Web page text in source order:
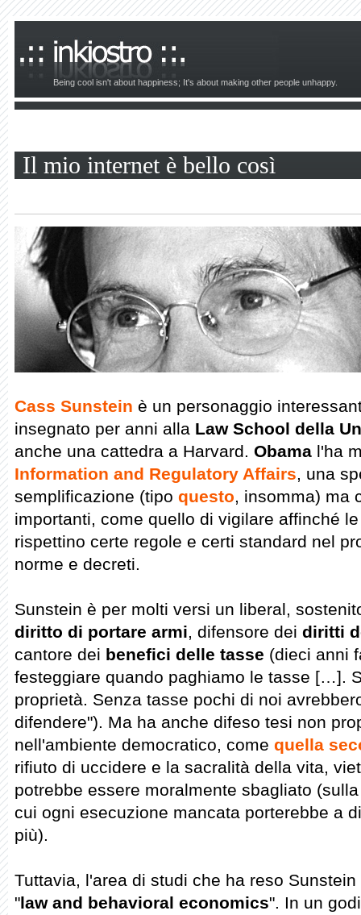
Being cool isn't about happiness; It's about making other people unhappy.
Il mio internet è bello così
Cass Sunstein è un personaggio
insegnato per anni alla Law School della
anche una cattedra a Harvard. Obama l'ha
Information and Regulatory Affairs, una
semplificazione (tipo questo, insomma) ma
importanti, come quello di vigilare affinché
rispettino certe regole e certi standard nel
norme e decreti.
Sunstein è per molti versi un liberal,
diritto di portare armi, difensore dei diritti
cantore dei benefici delle tasse (dieci anni
festeggiare quando paghiamo le tasse […].
proprietà. Senza tasse pochi di noi
difendere"). Ma ha anche difeso tesi non
nell'ambiente democratico, come quella
rifiuto di uccidere e la sacralità della vita,
potrebbe essere moralmente sbagliato
cui ogni esecuzione mancata porterebbe a
più).
Tuttavia, l'area di studi che ha reso
"law and behavioral economics". In un